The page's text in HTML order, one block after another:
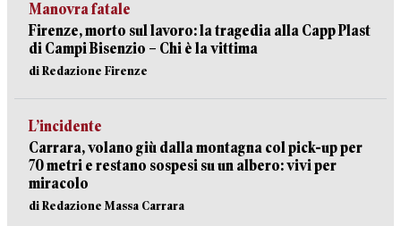
Manovra fatale
Firenze, morto sul lavoro: la tragedia alla Capp Plast
di Campi Bisenzio – Chi è la vittima
di Redazione Firenze
L’incidente
Carrara, volano giù dalla montagna col pick-up per
70 metri e restano sospesi su un albero: vivi per
miracolo
di Redazione Massa Carrara